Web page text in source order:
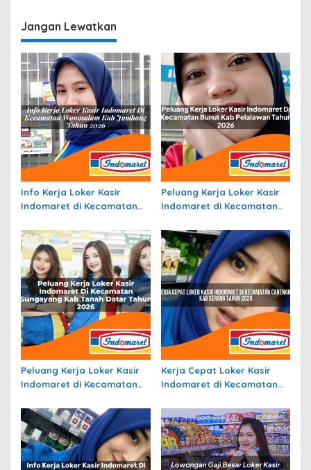
Jangan Lewatkan
Info Kerja Loker Kasir
Indomaret di Kecamatan
Tahun 2026
Peluang Kerja Loker Kasir
Indomaret di Kecamatan
Tahun 2026
Peluang Kerja Loker Kasir
Indomaret di Kecamatan
Datar Tahun 2026
Kerja Cepat Loker Kasir
Indomaret di Kecamatan
Tahun 2026